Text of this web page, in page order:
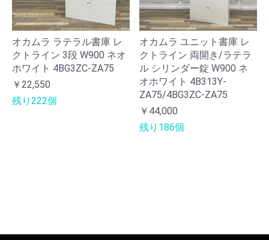
オカムラ ラテラル書庫 レ
クトライン 3段 W900 ネオ
ホワイト 4BG3ZC-ZA75
￥22,550
残り222個
オカムラ ユニット書庫 レ
クトライン 両開き/ラテラ
ル シリンダー錠 W900 ネ
オホワイト 4B313Y-
ZA75/4BG3ZC-ZA75
￥44,000
残り186個